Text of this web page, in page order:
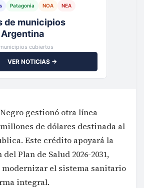
Patagonia NOA NEA
de municipios
cubiertos
VER NOTICIAS →
gestionó otra línea
de dólares destinada al
Este crédito apoyará la
Plan de Salud 2026-2031,
modernizar el sistema sanitario
integral.